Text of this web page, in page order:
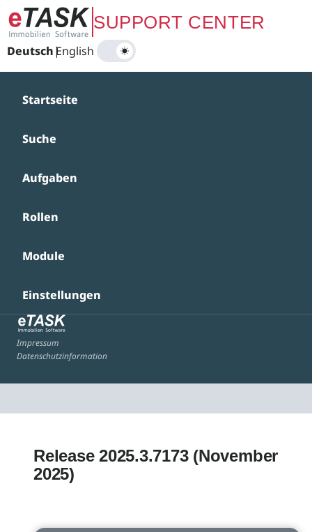
Zum Hauptinhalt springenSUPPORT CENTER
Deutsch|
English
Startseite
Suche
Aufgaben
Rollen
Module
Einstellungen
Impressum
Datenschutzinformation
Release 2025.3.7173 (November
2025)